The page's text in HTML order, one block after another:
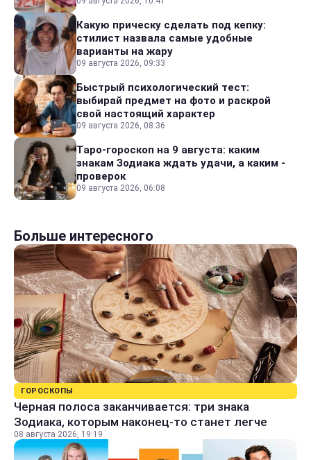
Какую прическу сделать под кепку:
стилист назвала самые удобные
варианты на жару
09 августа 2026, 09:33
Быстрый психологический тест:
выбирай предмет на фото и раскрой
свой настоящий характер
09 августа 2026, 08:36
Таро-гороскоп на 9 августа: каким
знакам Зодиака ждать удачи, а каким -
проверок
09 августа 2026, 06:08
Больше интересного
ГОРОСКОПЫ
Черная полоса заканчивается: три знака
Зодиака, которым наконец-то станет легче
08 августа 2026, 19:19